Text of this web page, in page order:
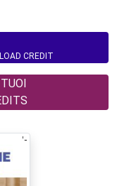
CREDIT